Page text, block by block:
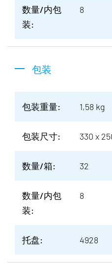
数量/内包
装:
8
包装
包装重量: 1,58 kg
包装尺寸: 330 x
数量/箱: 32
数量/内包
装:
8
托盘: 4928